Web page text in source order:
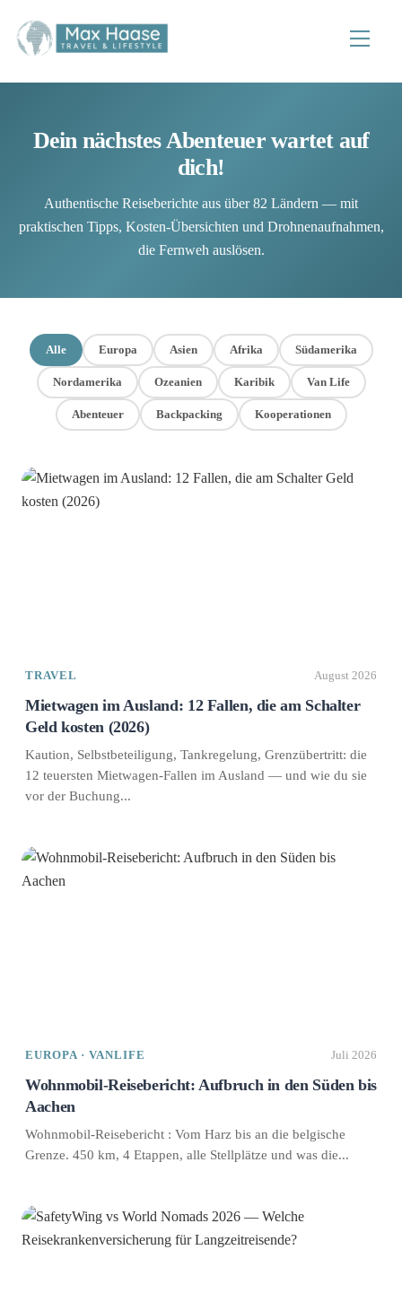
Inhalt
springen
Dein nächstes Abenteuer wartet auf
dich!
Authentische Reiseberichte aus über 82 Ländern — mit
praktischen Tipps, Kosten-Übersichten und Drohnenaufnahmen,
die Fernweh auslösen.
Alle Europa Asien Afrika Südamerika
Nordamerika Ozeanien Karibik Van Life
Abenteuer Backpacking Kooperationen
TRAVEL August 2026
Mietwagen im Ausland: 12 Fallen, die am Schalter
Geld kosten (2026)
Kaution, Selbstbeteiligung, Tankregelung, Grenzübertritt: die
12 teuersten Mietwagen-Fallen im Ausland — und wie du sie
vor der Buchung...
EUROPA · VANLIFE Juli 2026
Wohnmobil-Reisebericht: Aufbruch in den Süden bis
Aachen
Wohnmobil-Reisebericht : Vom Harz bis an die belgische
Grenze. 450 km, 4 Etappen, alle Stellplätze und was die...